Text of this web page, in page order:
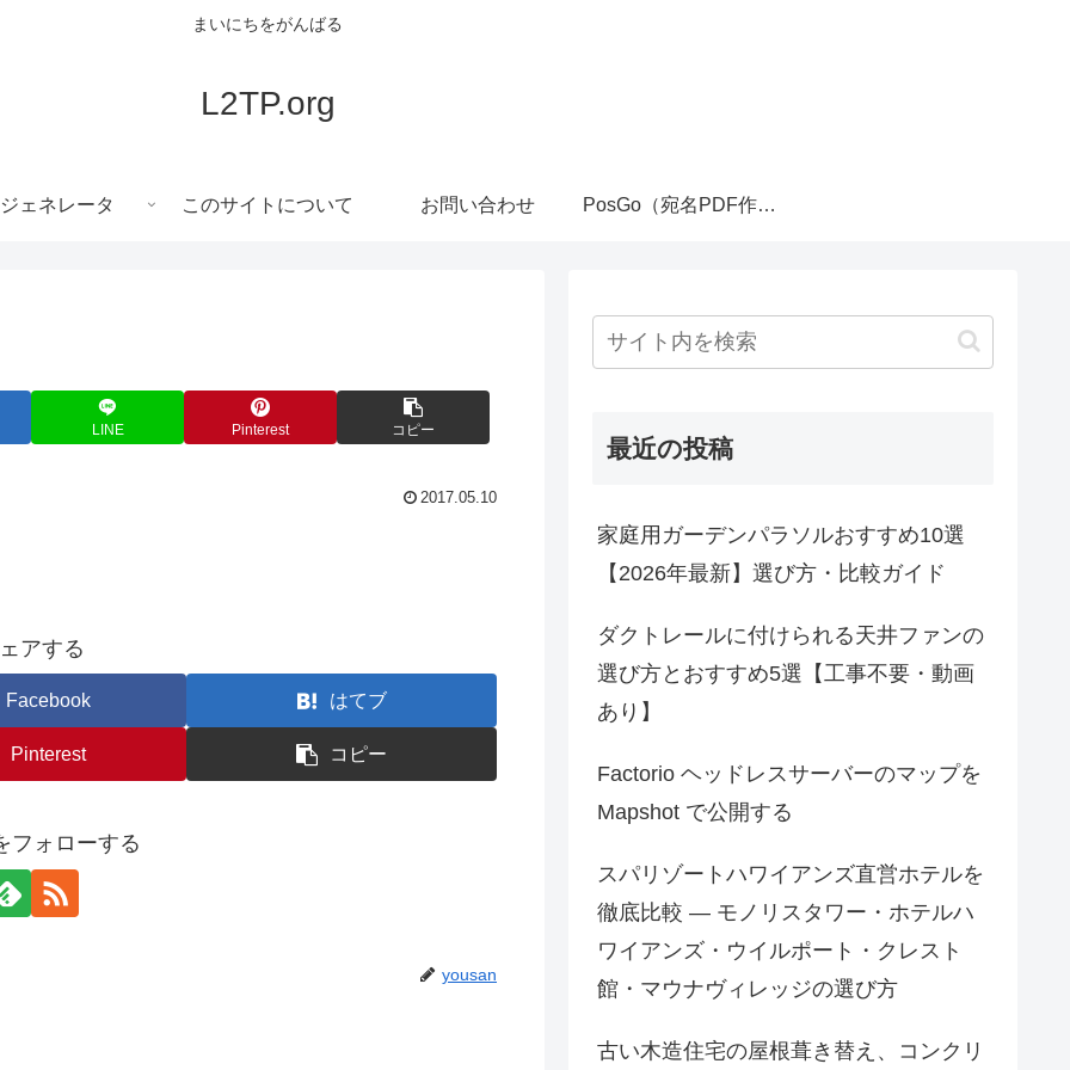
まいにちをがんばる
L2TP.org
ジェネレータ このサイトについて お問い合わせ PosGo（宛名PDF作成ツール）
LINE Pinterest コピー
2017.05.10
アする
Facebook はてブ
Pinterest コピー
フォローする
yousan
最近の投稿
家庭用ガーデンパラソルおすすめ10選
【2026年最新】選び方・比較ガイド
ダクトレールに付けられる天井ファンの
選び方とおすすめ5選【工事不要・動画
あり】
Factorio ヘッドレスサーバーのマップを
Mapshot で公開する
スパリゾートハワイアンズ直営ホテルを
徹底比較 — モノリスタワー・ホテルハ
ワイアンズ・ウイルポート・クレスト
館・マウナヴィレッジの選び方
古い木造住宅の屋根葺き替え、コンクリ